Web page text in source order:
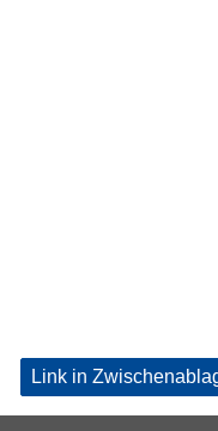
Link in